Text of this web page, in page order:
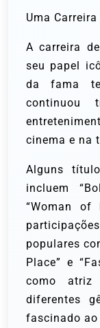
Uma
A carreira
seu papel
da fama
continuou
cinema e na
Alguns
incluem
“Woman of
populares
Place” e
como atriz
diferentes
fascinado ao